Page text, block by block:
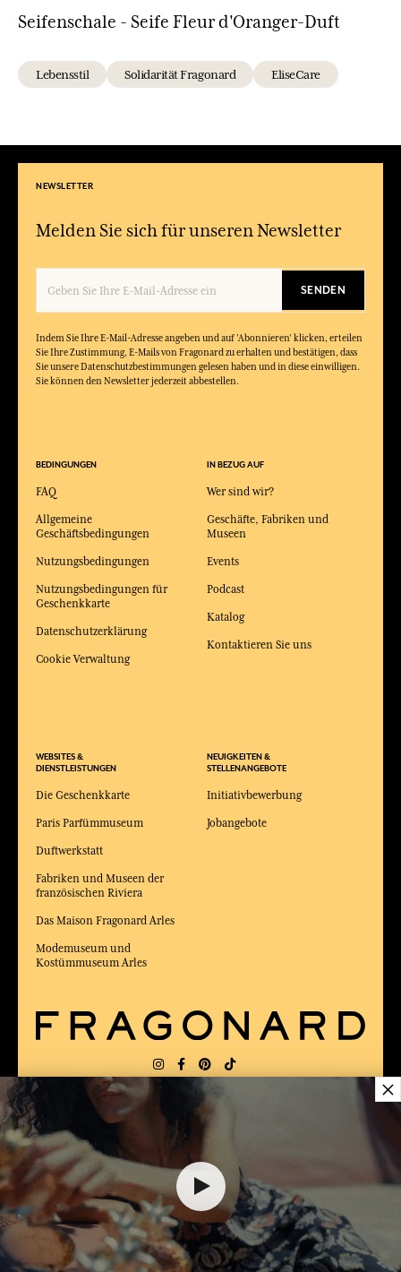
25,00 €
Seifenschale - Seife Fleur d'Oranger-Duft
Lebensstil Solidarität Fragonard EliseCare
NEWSLETTER
Melden Sie sich für unseren Newsletter
SENDEN
Indem Sie Ihre E-Mail-Adresse angeben und auf 'Abonnieren' klicken, erteilen
Sie Ihre Zustimmung, E-Mails von Fragonard zu erhalten und bestätigen, dass
Sie unsere Datenschutzbestimmungen gelesen haben und in diese einwilligen.
Sie können den Newsletter jederzeit abbestellen.
BEDINGUNGEN
FAQ
Allgemeine
Geschäftsbedingungen
Nutzungsbedingungen
Nutzungsbedingungen für
Geschenkkarte
Datenschutzerklärung
Cookie Verwaltung
WEBSITES &
DIENSTLEISTUNGEN
Die Geschenkkarte
Paris Parfümmuseum
Duftwerkstatt
Fabriken und Museen der
französischen Riviera
Das Maison Fragonard Arles
Modemuseum und
Kostümmuseum Arles
IN BEZUG AUF
Wer sind wir?
Geschäfte, Fabriken und
Museen
Events
Podcast
Katalog
Kontaktieren Sie uns
NEUIGKEITEN &
STELLENANGEBOTE
Initiativbewerbung
Jobangebote
LIEFERUNG: FR
ZUM BESTEN ONLINE-COMMERCE-SITE
2025 vom Magazin Capital gewählt
×